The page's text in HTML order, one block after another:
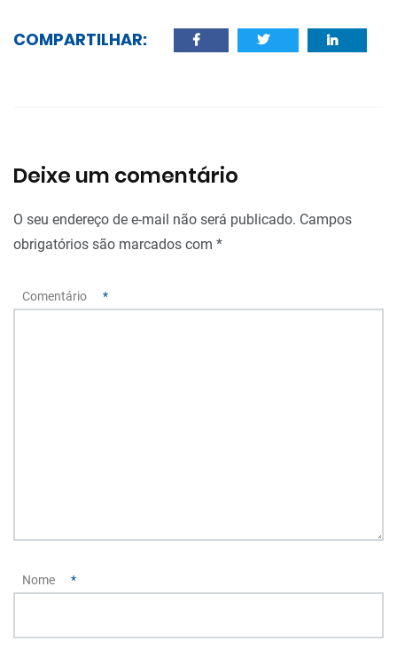
COMPARTILHAR:
Deixe um comentário
O seu endereço de e-mail não será publicado. Campos
obrigatórios são marcados com *
Comentário *
Nome *